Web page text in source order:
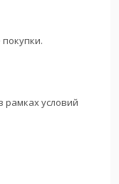
рамках условий